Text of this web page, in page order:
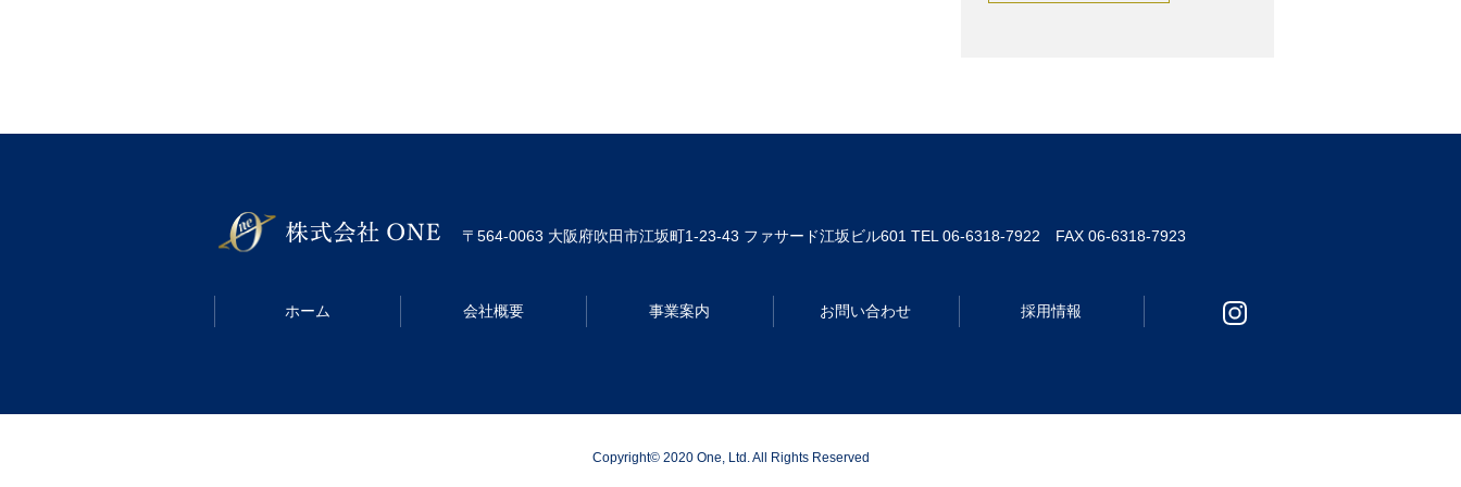
〒564-0063 大阪府吹田市江坂町1-23-43 ファサード江坂ビル601 TEL 06-6318-7922 FAX 06-6318-7923
ホーム 会社概要 事業案内 お問い合わせ 採用情報
Copyright© 2020 One, Ltd. All Rights Reserved